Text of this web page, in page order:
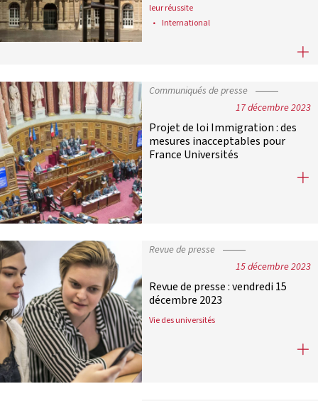
leur réussite
International
Communiqué des présidentes et
Communiqués de presse
17 décembre 2023
Projet de loi Immigration : des
mesures inacceptables pour
France Universités
Projet de loi Immigration : des
Revue de presse
15 décembre 2023
Revue de presse : vendredi 15
décembre 2023
Vie des universités
Revue de presse : vendredi 15